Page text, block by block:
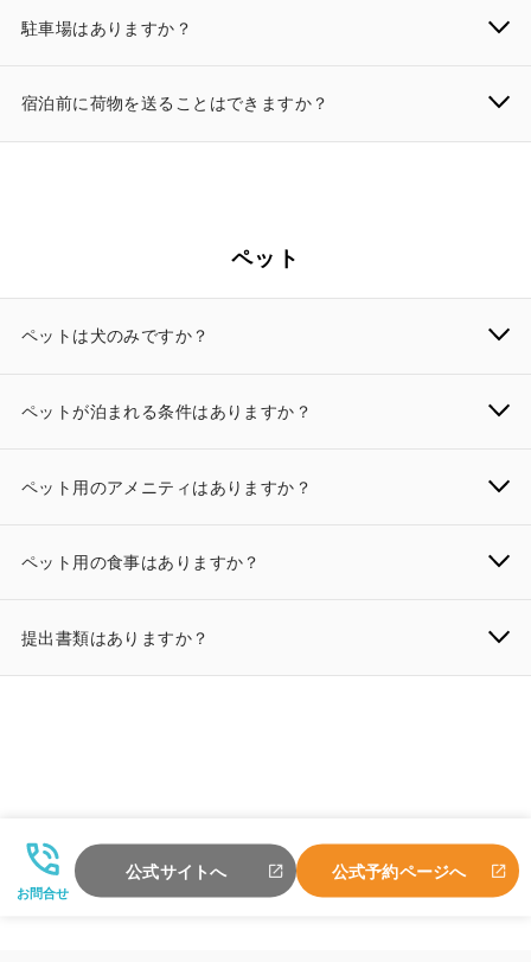
駐車場はありますか？
宿泊前に荷物を送ることはできますか？
ペット
ペットは犬のみですか？
ペットが泊まれる条件はありますか？
ペット用のアメニティはありますか？
ペット用の食事はありますか？
提出書類はありますか？
お問合せ
公式サイトへ 公式予約ページへ